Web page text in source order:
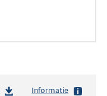
Informatie